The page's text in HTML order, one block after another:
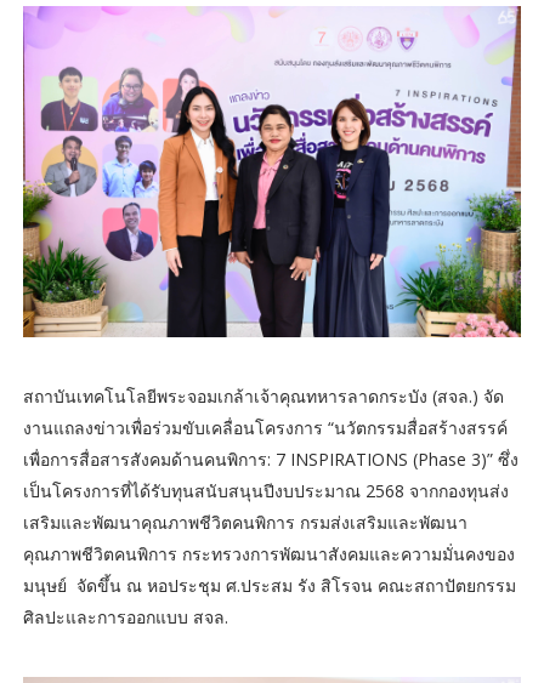
สถาบันเทคโนโลยีพระจอมเกล้าเจ้าคุณทหารลาดกระบัง (สจล.) จัด
งานแถลงข่าวเพื่อร่วมขับเคลื่อนโครงการ “นวัตกรรมสื่อสร้างสรรค์
เพื่อการสื่อสารสังคมด้านคนพิการ: 7 INSPIRATIONS (Phase 3)” ซึ่ง
เป็นโครงการที่ได้รับทุนสนับสนุนปีงบประมาณ 2568 จากกองทุนส่ง
เสริมและพัฒนาคุณภาพชีวิตคนพิการ กรมส่งเสริมและพัฒนา
คุณภาพชีวิตคนพิการ กระทรวงการพัฒนาสังคมและความมั่นคงของ
มนุษย์ จัดขึ้น ณ หอประชุม ศ.ประสม รัง สิโรจน คณะสถาปัตยกรรม
ศิลปะและการออกแบบ สจล.